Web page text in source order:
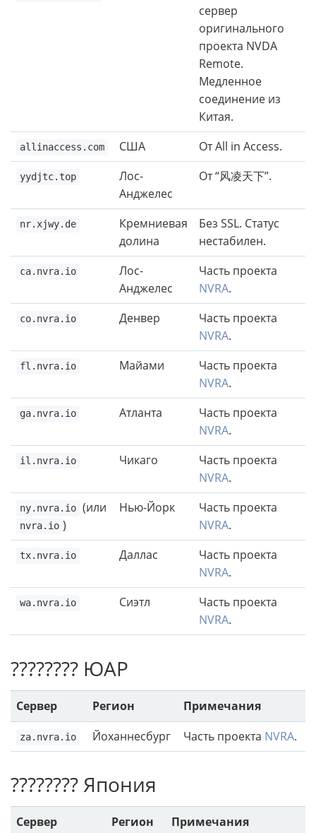
сервер
оригинального
проекта NVDA
Remote.
Медленное
соединение из
Китая.
allinaccess.com США От All in Access.
yydjtc.top
Лос-
Анджелес
От “风凌天下”.
nr.xjwy.de
Кремниевая
долина
Без SSL. Статус
нестабилен.
ca.nvra.io
Лос-
Анджелес
Часть проекта
NVRA.
co.nvra.io Денвер
Часть проекта
NVRA.
fl.nvra.io Майами
Часть проекта
NVRA.
ga.nvra.io Атланта
Часть проекта
NVRA.
il.nvra.io Чикаго
Часть проекта
NVRA.
ny.nvra.io (или
nvra.io )
Нью-Йорк
Часть проекта
NVRA.
tx.nvra.io Даллас
Часть проекта
NVRA.
wa.nvra.io Сиэтл
Часть проекта
NVRA.
???????? ЮАР
Сервер Регион Примечания
za.nvra.io Йоханнесбург Часть проекта NVRA.
???????? Япония
Сервер Регион Примечания